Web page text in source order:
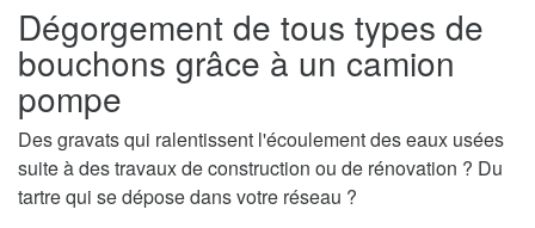
Dégorgement de tous types de
bouchons grâce à un camion
pompe
Des gravats qui ralentissent l'écoulement des eaux usées
suite à des travaux de construction ou de rénovation ? Du
tartre qui se dépose dans votre réseau ?